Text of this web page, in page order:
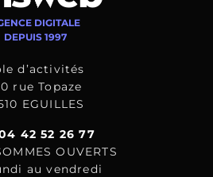
DIGITALE
DEPUIS 1997
d’activités
rue Topaze
EGUILLES
42 52 26 77
OUVERTS
au vendredi